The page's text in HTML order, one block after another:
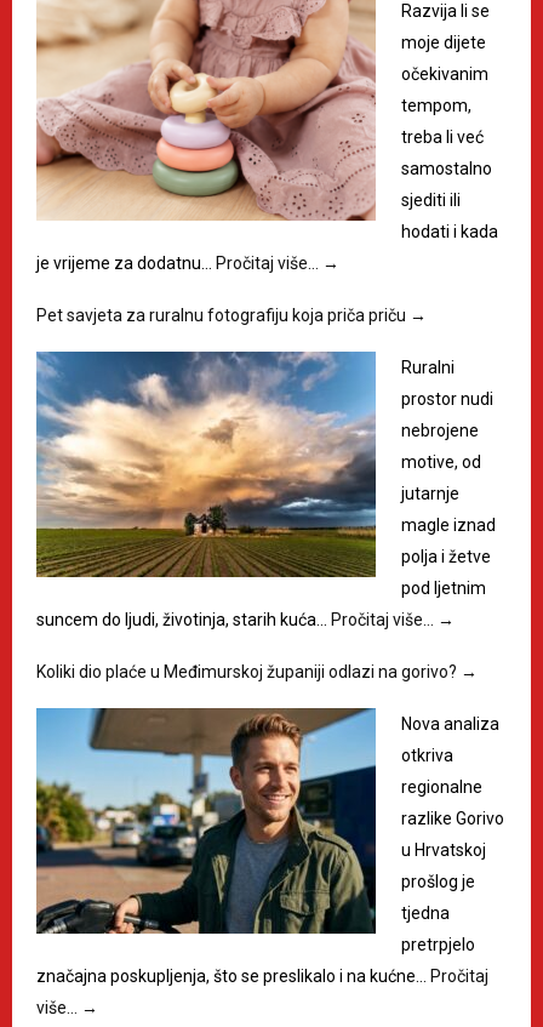
Razvija li se
moje dijete
očekivanim
tempom,
treba li već
samostalno
sjediti ili
hodati i kada
je vrijeme za dodatnu…
Pročitaj više… →
Pet savjeta za ruralnu fotografiju koja priča priču →
Ruralni
prostor nudi
nebrojene
motive, od
jutarnje
magle iznad
polja i žetve
pod ljetnim
suncem do ljudi, životinja, starih kuća…
Pročitaj više… →
Koliki dio plaće u Međimurskoj županiji odlazi na gorivo? →
Nova analiza
otkriva
regionalne
razlike Gorivo
u Hrvatskoj
prošlog je
tjedna
pretrpjelo
značajna poskupljenja, što se preslikalo i na kućne…
Pročitaj
više…
→